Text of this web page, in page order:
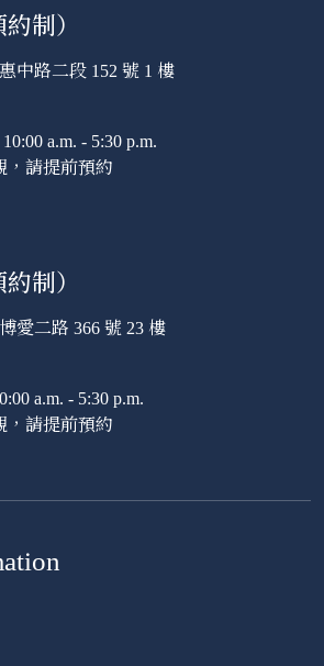
制）
中路二段 152 號 1 樓
a.m. - 5:30 p.m.
，請提前預約
制）
愛二路 366 號 23 樓
a.m. - 5:30 p.m.
，請提前預約